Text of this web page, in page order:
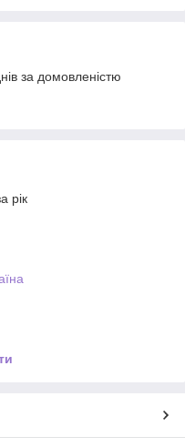
за домовленістю
рік